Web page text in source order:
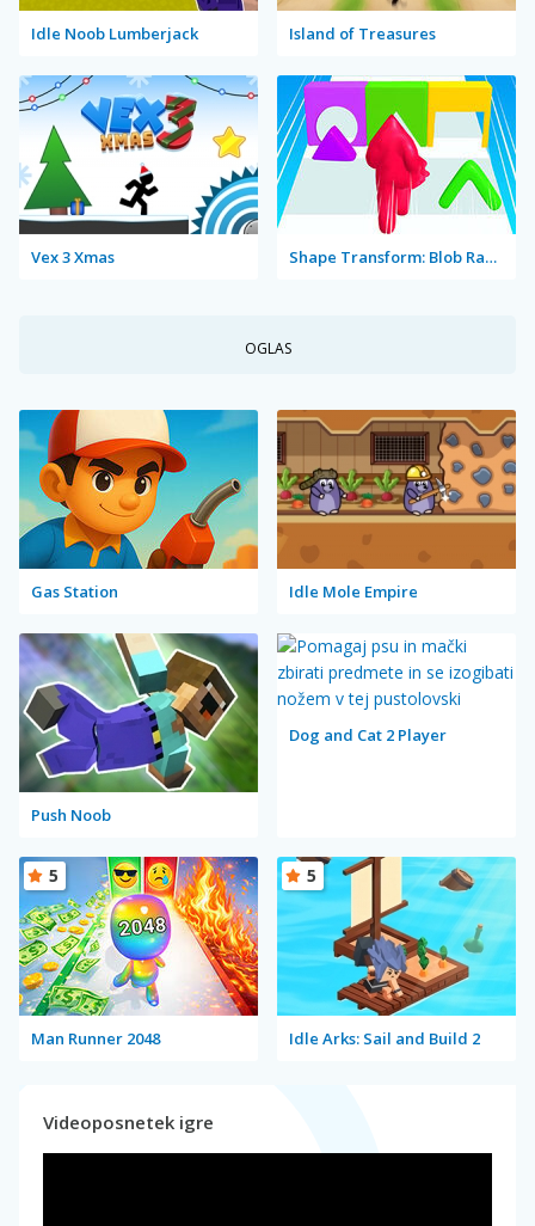
Idle Noob Lumberjack Island of Treasures
Vex 3 Xmas Shape Transform: Blob Racing
OGLAS
Gas Station Idle Mole Empire
Push Noob
Dog and Cat 2 Player
Man Runner 2048
5
Idle Arks: Sail and Build 2
5
Videoposnetek igre